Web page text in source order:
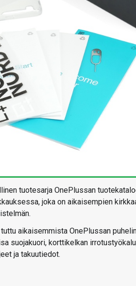
tuotesarja OnePlussan
joka on aikaisempien
aikaisemmista OnePlussan
suojakuori, korttikelkan
ja takuutiedot.